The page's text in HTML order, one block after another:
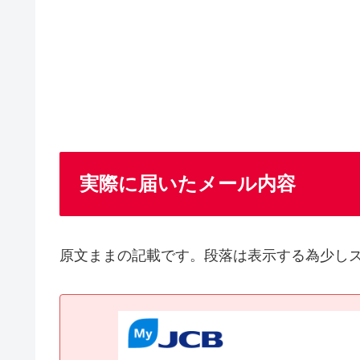
実際に届いたメール内容
原文ままの記載です。段落は表示する為少し